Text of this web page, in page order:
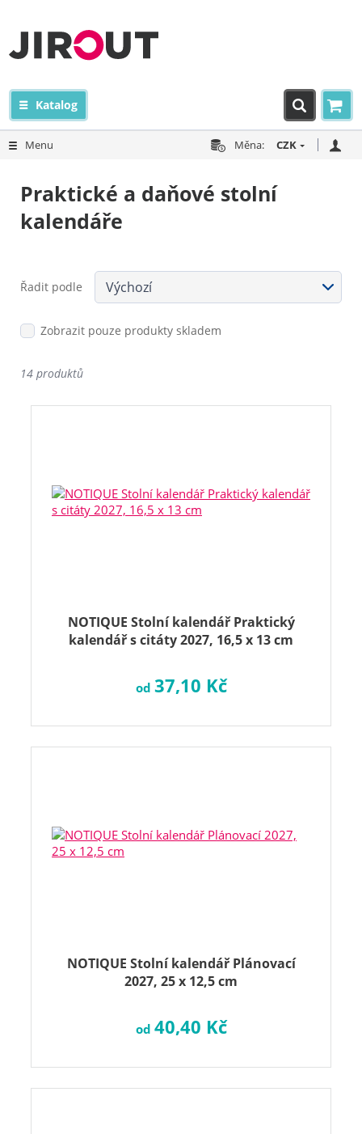
Katalog
Menu Měna: CZK
Praktické a daňové stolní
kalendáře
Řadit podle
Zobrazit pouze produkty skladem
14 produktů
NOTIQUE Stolní kalendář Praktický
kalendář s citáty 2027, 16,5 x 13 cm
od 37,10 Kč
NOTIQUE Stolní kalendář Plánovací
2027, 25 x 12,5 cm
od 40,40 Kč